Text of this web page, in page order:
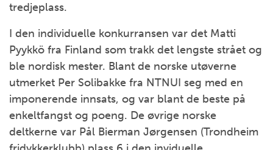
tredjeplass.
I den individuelle konkurransen var det Matti
Pyykkö fra Finland som trakk det lengste strået og
ble nordisk mester. Blant de norske utøverne
utmerket Per Solibakke fra NTNUI seg med en
imponerende innsats, og var blant de beste på
enkeltfangst og poeng. De øvrige norske
deltkerne var Pål Bierman Jørgensen (Trondheim